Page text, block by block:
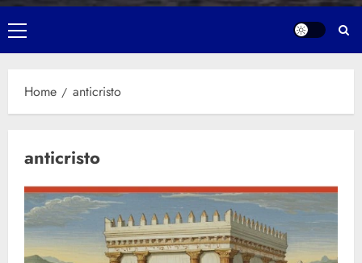
Primary
Menu
Home anticristo
anticristo